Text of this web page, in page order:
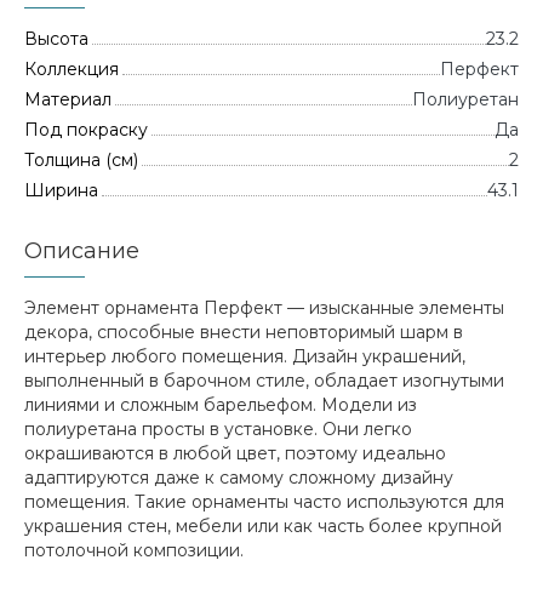
Высота
23.2
Коллекция
Перфект
Материал
Полиуретан
Под покраску
Да
Толщина (см)
2
Ширина
43.1
Описание
Элемент орнамента Перфект — изысканные элементы
декора, способные внести неповторимый шарм в
интерьер любого помещения. Дизайн украшений,
выполненный в барочном стиле, обладает изогнутыми
линиями и сложным барельефом. Модели из
полиуретана просты в установке. Они легко
окрашиваются в любой цвет, поэтому идеально
адаптируются даже к самому сложному дизайну
помещения. Такие орнаменты часто используются для
украшения стен, мебели или как часть более крупной
потолочной композиции.